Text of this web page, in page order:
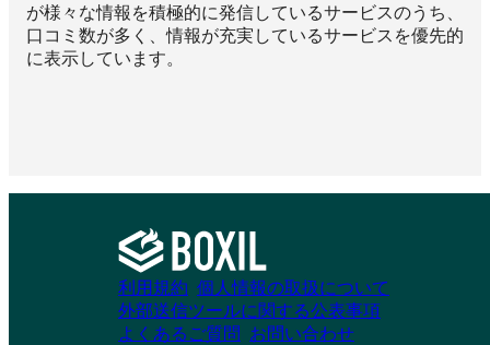
が様々な情報を積極的に発信しているサービスのうち、
口コミ数が多く、情報が充実しているサービスを優先的
に表示しています。
利用規約 個人情報の取扱について
外部送信ツールに関する公表事項
よくあるご質問
お問い合わせ